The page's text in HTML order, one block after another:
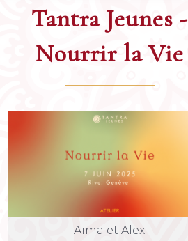
Tantra Jeunes -
Nourrir la Vie
Aïma et Alex